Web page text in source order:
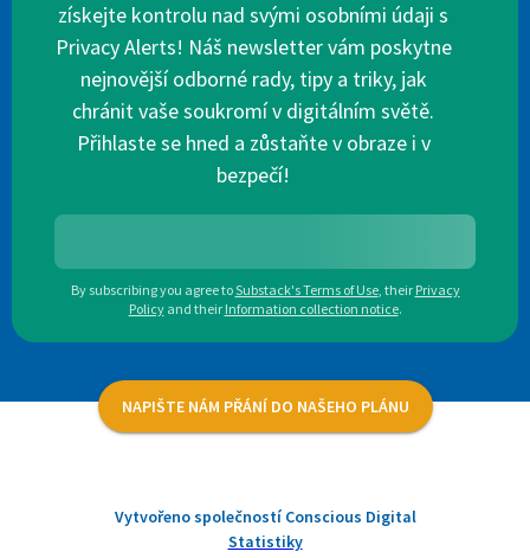
získejte kontrolu nad svými osobními údaji s
Privacy Alerts! Náš newsletter vám poskytne
nejnovější odborné rady, tipy a triky, jak
chránit vaše soukromí v digitálním světě.
Přihlaste se hned a zůstaňte v obraze i v
bezpečí!
By subscribing you agree toSubstack's Terms of Use, their Privacy
Policy and their Information collection notice.
NAPIŠTE NÁM PŘÁNÍ DO NAŠEHO PLÁNU
Vytvořeno společností Conscious Digital
Statistiky